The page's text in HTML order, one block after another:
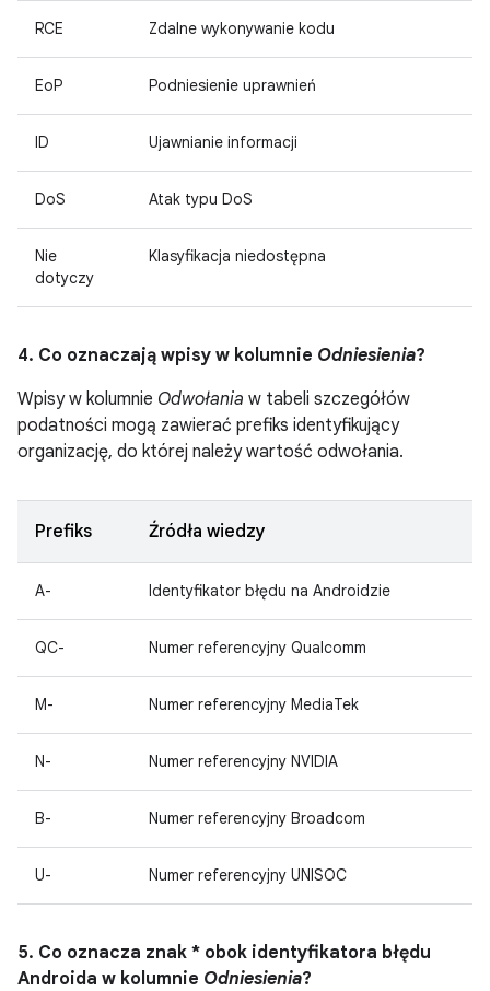
RCE Zdalne wykonywanie kodu
EoP Podniesienie uprawnień
ID Ujawnianie informacji
DoS Atak typu DoS
Nie
dotyczy
Klasyfikacja niedostępna
4. Co oznaczają wpisy w kolumnie Odniesienia?
Wpisy w kolumnie Odwołania w tabeli szczegółów
podatności mogą zawierać prefiks identyfikujący
organizację, do której należy wartość odwołania.
Prefiks Źródła wiedzy
A- Identyfikator błędu na Androidzie
QC- Numer referencyjny Qualcomm
M- Numer referencyjny MediaTek
N- Numer referencyjny NVIDIA
B- Numer referencyjny Broadcom
U- Numer referencyjny UNISOC
5. Co oznacza znak * obok identyfikatora błędu
Androida w kolumnie Odniesienia?